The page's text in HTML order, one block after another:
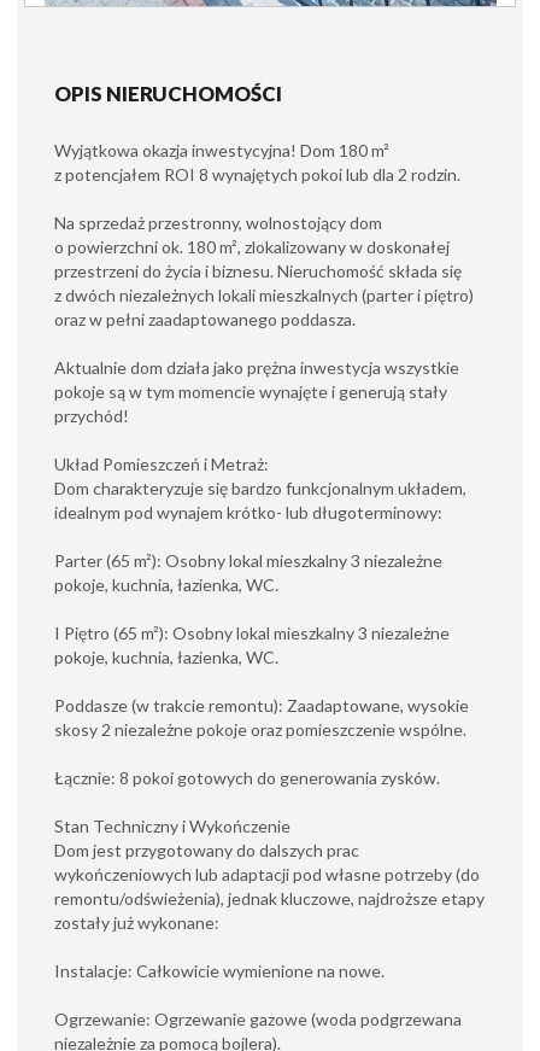
OPIS NIERUCHOMOŚCI
Wyjątkowa okazja inwestycyjna! Dom 180 m²
z potencjałem ROI 8 wynajętych pokoi lub dla 2 rodzin.
Na sprzedaż przestronny, wolnostojący dom
o powierzchni ok. 180 m², zlokalizowany w doskonałej
przestrzeni do życia i biznesu. Nieruchomość składa się
z dwóch niezależnych lokali mieszkalnych (parter i piętro)
oraz w pełni zaadaptowanego poddasza.
Aktualnie dom działa jako prężna inwestycja wszystkie
pokoje są w tym momencie wynajęte i generują stały
przychód!
Układ Pomieszczeń i Metraż:
Dom charakteryzuje się bardzo funkcjonalnym układem,
idealnym pod wynajem krótko- lub długoterminowy:
Parter (65 m²): Osobny lokal mieszkalny 3 niezależne
pokoje, kuchnia, łazienka, WC.
I Piętro (65 m²): Osobny lokal mieszkalny 3 niezależne
pokoje, kuchnia, łazienka, WC.
Poddasze (w trakcie remontu): Zaadaptowane, wysokie
skosy 2 niezależne pokoje oraz pomieszczenie wspólne.
Łącznie: 8 pokoi gotowych do generowania zysków.
Stan Techniczny i Wykończenie
Dom jest przygotowany do dalszych prac
wykończeniowych lub adaptacji pod własne potrzeby (do
remontu/odświeżenia), jednak kluczowe, najdroższe etapy
zostały już wykonane:
Instalacje: Całkowicie wymienione na nowe.
Ogrzewanie: Ogrzewanie gazowe (woda podgrzewana
niezależnie za pomocą bojlera).